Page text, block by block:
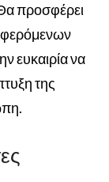
προσφέρει
ευκαιρία να
της